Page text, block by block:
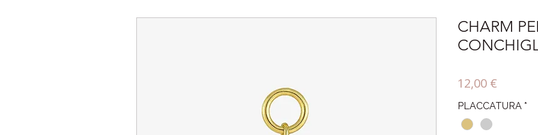
CHARM
12,00 €
PLACCATURA *